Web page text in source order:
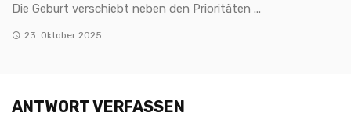
Die Geburt verschiebt neben den Prioritäten ...
23. Oktober 2025
ANTWORT VERFASSEN